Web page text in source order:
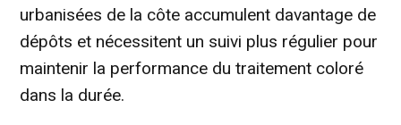
urbanisées de la côte accumulent davantage de
dépôts et nécessitent un suivi plus régulier pour
maintenir la performance du traitement coloré
dans la durée.